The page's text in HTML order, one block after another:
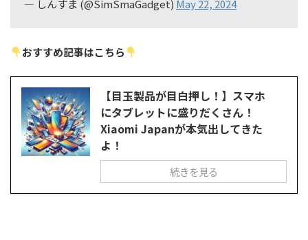
— しんすま (@SimSmaGadget) May 22, 2024
おすすめ記事はこちら
【目玉製品が目白押し！】スマホ
にタブレットに盛りだくさん！
Xiaomi Japanが本気出してきた
よ！
続きを見る